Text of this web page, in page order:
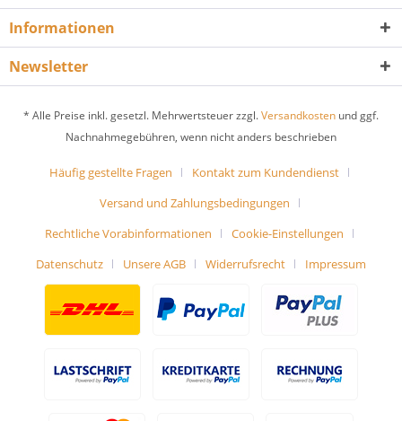
Informationen
Newsletter
* Alle Preise inkl. gesetzl. Mehrwertsteuer zzgl.Versandkosten und ggf.
Nachnahmegebühren, wenn nicht anders beschrieben
Häufig gestellte Fragen
Kontakt zum Kundendienst
Versand und Zahlungsbedingungen
Rechtliche Vorabinformationen
Cookie-Einstellungen
Datenschutz
Unsere AGB Widerrufsrecht Impressum